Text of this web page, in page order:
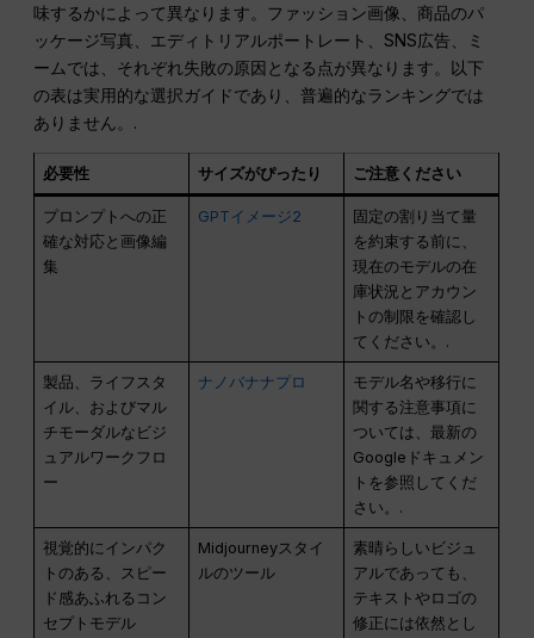
味するかによって異なります。ファッション画像、商品のパ
ッケージ写真、エディトリアルポートレート、SNS広告、ミ
ームでは、それぞれ失敗の原因となる点が異なります。以下
の表は実用的な選択ガイドであり、普遍的なランキングでは
ありません。.
必要性 サイズがぴったり ご注意ください
プロンプトへの正
確な対応と画像編
集
GPTイメージ2
固定の割り当て量
を約束する前に、
現在のモデルの在
庫状況とアカウン
トの制限を確認し
てください。.
製品、ライフスタ
イル、およびマル
チモーダルなビジ
ュアルワークフロ
ー
ナノバナナプロ
モデル名や移行に
関する注意事項に
ついては、最新の
Googleドキュメン
トを参照してくだ
さい。.
視覚的にインパク
トのある、スピー
ド感あふれるコン
セプトモデル
Midjourneyスタイ
ルのツール
素晴らしいビジュ
アルであっても、
テキストやロゴの
修正には依然とし